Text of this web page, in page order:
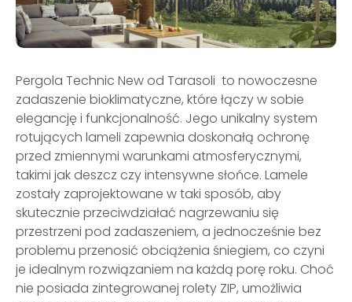
Pergola Technic New od Tarasoli to nowoczesne
zadaszenie bioklimatyczne, które łączy w sobie
elegancję i funkcjonalność. Jego unikalny system
rotujących lameli zapewnia doskonałą ochronę
przed zmiennymi warunkami atmosferycznymi,
takimi jak deszcz czy intensywne słońce. Lamele
zostały zaprojektowane w taki sposób, aby
skutecznie przeciwdziałać nagrzewaniu się
przestrzeni pod zadaszeniem, a jednocześnie bez
problemu przenosić obciążenia śniegiem, co czyni
je idealnym rozwiązaniem na każdą porę roku. Choć
nie posiada zintegrowanej rolety ZIP, umożliwia